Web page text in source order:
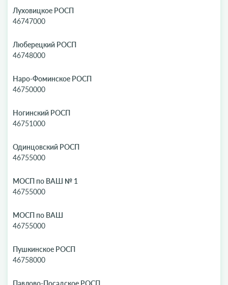
Луховицкое РОСП
46747000
Люберецкий РОСП
46748000
Наро-Фоминское РОСП
46750000
Ногинский РОСП
46751000
Одинцовский РОСП
46755000
МОСП по ВАШ № 1
46755000
МОСП по ВАШ
46755000
Пушкинское РОСП
46758000
Павлово-Посадское РОСП